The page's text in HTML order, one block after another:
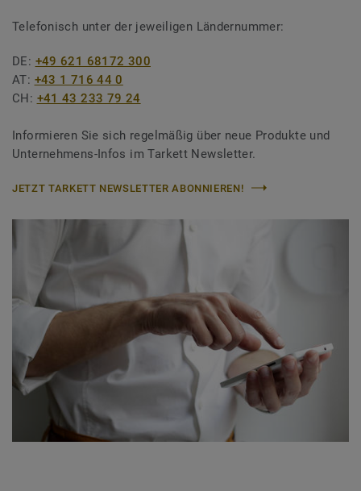
Telefonisch unter der jeweiligen Ländernummer:
DE: +49 621 68172 300
AT: +43 1 716 44 0
CH: +41 43 233 79 24
Informieren Sie sich regelmäßig über neue Produkte und
Unternehmens-Infos im Tarkett Newsletter.
JETZT TARKETT NEWSLETTER ABONNIEREN!